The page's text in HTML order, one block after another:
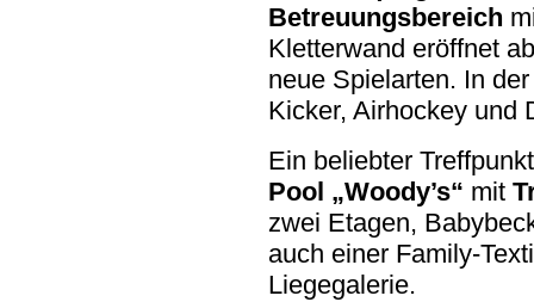
Betreuungsbereich
Kletterwand eröffnet
neue Spielarten. In
Kicker, Airhockey und
Ein beliebter
Pool „Woody’s“ mit
zwei Etagen,
auch einer Family-
Liegegalerie.